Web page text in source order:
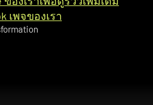
เพจของเรา